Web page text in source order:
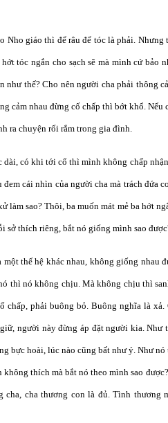
Nho giáo thì để râu để tóc là phải.
tóc ngắn cho sạch sẽ mà mình cứ bảo
như thế? Cho nên người cha phải thông
cảm nhau đừng cố chấp thì bớt khổ.
ra chuyện rối rắm trong gia đình.
có khi tới cổ thì mình không chấp
cái nhìn của người cha mà trách đứa
làm sao? Thôi, ba muốn mát mẻ ba hớt
sở thích riêng, bắt nó giống mình sao
thế hệ khác nhau, không giống nhau
thì nó không chịu. Mà không chịu thì
chấp, phải buông bỏ. Buông nghĩa là xả.
người này đừng áp đặt người kia. Như
bực hoài, lúc nào cũng bất như ý. Như
thích mà bắt nó theo mình sao
cha, cha thương con là đủ. Tình thương